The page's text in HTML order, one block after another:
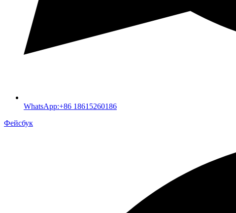
WhatsApp:+86 18615260186
Фейсбук